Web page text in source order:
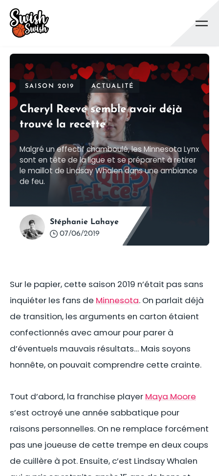
©Lorie Shaull
SAISON 2019 ACTUALITÉ
Cheryl Reeve semble avoir déjà
trouvé la recette
Malgré un effectif chamboulé, les Minnesota Lynx
sont en tête de la ligue et se préparent à retirer
le maillot de Lindsay Whalen dans une ambiance
de feu.
07/06/2019
Stéphanie Lahaye
Sur le papier, cette saison 2019 n’était pas sans
inquiéter les fans de Minnesota. On parlait déjà
de transition, les arguments en carton étaient
confectionnés avec amour pour parer à
d’éventuels mauvais résultats… Mais soyons
honnête, on pouvait comprendre cette crainte.
Tout d’abord, la franchise player Maya Moore
s’est octroyé une année sabbatique pour
raisons personnelles. On ne remplace forcément
pas une joueuse de cette trempe en deux coups
de cuillère à pot. Ensuite, c’est Lindsay Whalen